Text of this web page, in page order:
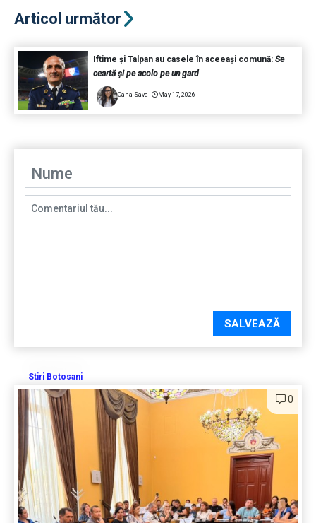
Articol următor
Iftime și Talpan au casele în aceeași comună:Se
ceartă și pe acolo pe un gard
Oana Sava May 17, 2026
SALVEAZĂ
Stiri Botosani
0